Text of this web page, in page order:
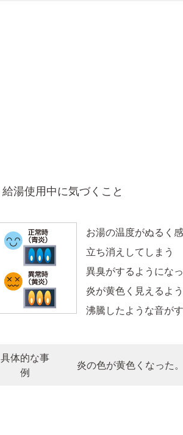
給湯使用中に気づくこと
お湯の温度がぬるく
立ち消えしてしまう
異臭がするようにな
炎が黄色く見えるよ
沸騰したような音が
具体的な事
例
炎の色が黄色くなった。